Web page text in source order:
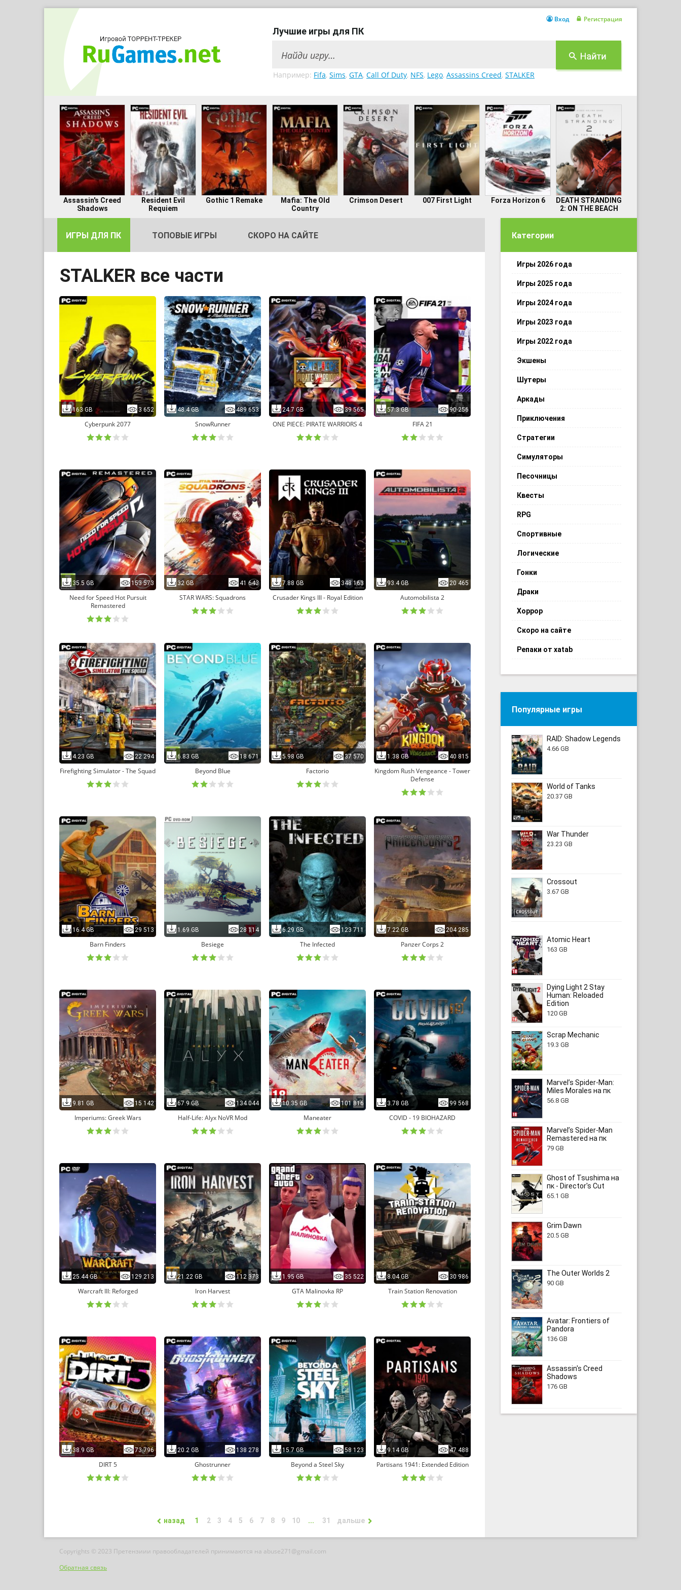
Лучшие игры для ПК
Например: Fifa, Sims, GTA, Call Of Duty, NFS, Lego, Assassins Creed, STALKER
Вход Регистрация
Assassin's Creed
Shadows
Resident Evil
Requiem
Gothic 1 Remake
Mafia: The Old
Country
Crimson Desert 007 First Light Forza Horizon 6
DEATH STRANDING
2: ON THE BEACH
ИГРЫ ДЛЯ ПК ТОПОВЫЕ ИГРЫ СКОРО НА САЙТЕ
STALKER все части
163 GB 3 652
Cyberpunk 2077
48.4 GB 489 653
SnowRunner
24.7 GB 39 565
ONE PIECE: PIRATE WARRIORS 4
57.3 GB 90 256
FIFA 21
35.5 GB 153 573
Need for Speed Hot Pursuit
Remastered
32 GB 41 643
STAR WARS: Squadrons
7.88 GB 348 163
Crusader Kings III - Royal Edition
93.4 GB 20 465
Automobilista 2
4.23 GB 22 294
Firefighting Simulator - The Squad
6.83 GB 18 671
Beyond Blue
5.98 GB 37 570
Factorio
1.38 GB 40 815
Kingdom Rush Vengeance - Tower
Defense
16.4 GB 29 513
Barn Finders
1.69 GB 28 114
Besiege
6.29 GB 123 711
The Infected
7.22 GB 204 285
Panzer Corps 2
9.81 GB 15 142
Imperiums: Greek Wars
67.9 GB 134 044
Half-Life: Alyx NoVR Mod
10.35 GB 101 816
Maneater
3.78 GB 99 568
COVID - 19 BIOHAZARD
25.44 GB 129 213
Warcraft III: Reforged
21.22 GB 112 373
Iron Harvest
1.95 GB 35 522
GTA Malinovka RP
8.04 GB 30 986
Train Station Renovation
38.9 GB 73 796
DIRT 5
20.2 GB 138 278
Ghostrunner
15.7 GB 58 123
Beyond a Steel Sky
9.14 GB 47 488
Partisans 1941: Extended Edition
назад 1 2 3 4 5 6 7 8 9 10 ... 31 дальше
Категории
Игры 2026 года
Игры 2025 года
Игры 2024 года
Игры 2023 года
Игры 2022 года
Экшены
Шутеры
Аркады
Приключения
Стратегии
Симуляторы
Песочницы
Квесты
RPG
Спортивные
Логические
Гонки
Драки
Хоррор
Скоро на сайте
Репаки от xatab
Популярные игры
RAID: Shadow Legends
4.66 GB
World of Tanks
20.37 GB
War Thunder
23.23 GB
Crossout
3.67 GB
Atomic Heart
163 GB
Dying Light 2 Stay
Human: Reloaded
Edition
120 GB
Scrap Mechanic
19.3 GB
Marvel’s Spider-Man:
Miles Morales на пк
56.8 GB
Marvel’s Spider-Man
Remastered на пк
79 GB
Ghost of Tsushima на
пк - Director's Cut
65.1 GB
Grim Dawn
20.5 GB
The Outer Worlds 2
90 GB
Avatar: Frontiers of
Pandora
136 GB
Assassin's Creed
Shadows
176 GB
Copyrights © 2023 Претензиии правообладателей принимаются на abuse271@gmail.com
Обратная связь